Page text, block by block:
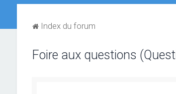
Index du forum
Foire aux questions